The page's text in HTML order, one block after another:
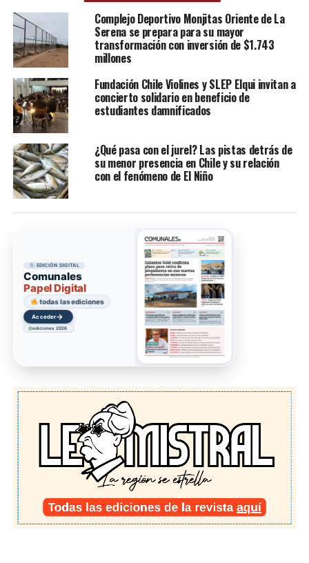
Complejo Deportivo Monjitas Oriente de La
Serena se prepara para su mayor
transformación con inversión de $1.743
millones
Fundación Chile Violines y SLEP Elqui invitan a
concierto solidario en beneficio de
estudiantes damnificados
¿Qué pasa con el jurel? Las pistas detrás de
su menor presencia en Chile y su relación
con el fenómeno de El Niño
EDICIÓN DIGITAL
Comunales
Papel Digital
todas las ediciones
Acceder→
ediciones 2026